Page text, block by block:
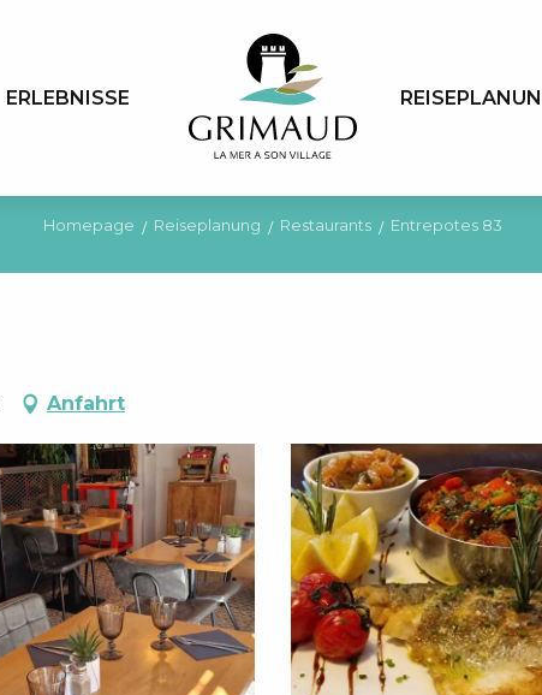
ERLEBNISSE
Homepage Reiseplanung Restaurants Entrepotes 83
Anfahrt